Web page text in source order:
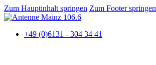
Zum Hauptinhalt springen Zum Footer springen
+49 (0)6131 - 304 34 41